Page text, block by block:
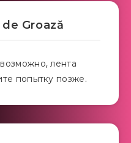
Groază
лента
попытку позже.